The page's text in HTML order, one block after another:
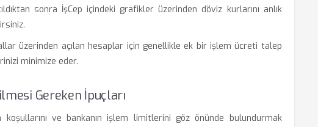
sonra İşCep içindeki grafikler üzerinden döviz kurlarını anlık
üzerinden açılan hesaplar için genellikle ek bir işlem ücreti talep
minimize eder.
Gereken İpuçları
koşullarını ve bankanın işlem limitlerini göz önünde bulundurmak